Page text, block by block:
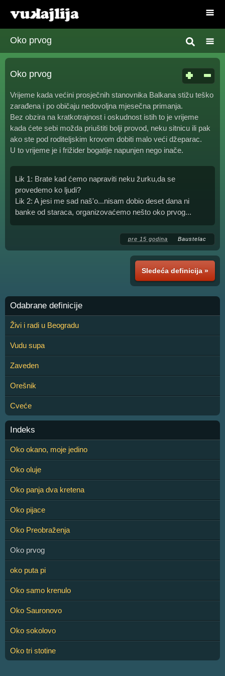
Oko prvog
Oko prvog
Vrijeme kada većini prosječnih stanovnika Balkana stižu teško
zarađena i po običaju nedovoljna mjesečna primanja.
Bez obzira na kratkotrajnost i oskudnost istih to je vrijeme
kada ćete sebi možda priuštiti bolji provod, neku sitnicu ili pak
ako ste pod roditeljskim krovom dobiti malo veći džeparac.
U to vrijeme je i frižider bogatije napunjen nego inače.
Lik 1: Brate kad ćemo napraviti neku žurku,da se
provedemo ko ljudi?
Lik 2: A jesi me sad naš'o...nisam dobio deset dana ni
banke od staraca, organizovaćemo nešto oko prvog...
pre 15 godina Baustelac
Sledeća definicija »
Odabrane definicije
Živi i radi u Beogradu
Vudu supa
Zaveden
Orešnik
Cveće
Indeks
Oko okano, moje jedino
Oko oluje
Oko panja dva kretena
Oko pijace
Oko Preobraženja
Oko prvog
oko puta pi
Oko samo krenulo
Oko Sauronovo
Oko sokolovo
Oko tri stotine